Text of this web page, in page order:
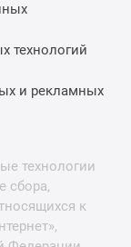
технологий
и рекламных
технологии
сбора,
к